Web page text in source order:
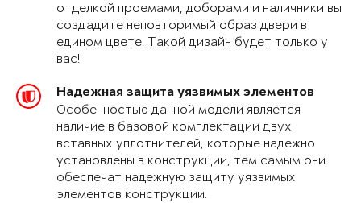
отделкой проемами, доборами и наличники вы
создадите неповторимый образ двери в
едином цвете. Такой дизайн будет только у
вас!
Надежная защита уязвимых элементов
Особенностью данной модели является
наличие в базовой комплектации двух
вставных уплотнителей, которые надежно
установлены в конструкции, тем самым они
обеспечат надежную защиту уязвимых
элементов конструкции.